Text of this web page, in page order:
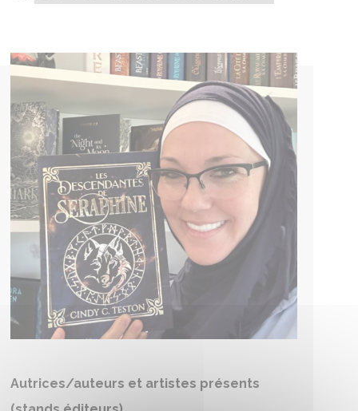
Autrices/auteurs et artistes présents